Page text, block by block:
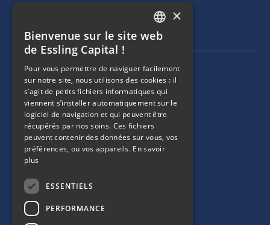
+ 33 1 40 60 22 30
MENU DE NAVIGATION
SOCIÉTÉ
ÉQUIPE
MENU DE NAVIGATION
STRATÉGIES
MENU DE NAVIGATION
FRENCH
×
Bienvenue sur le site web
de Essling Capital !
Pour vous permettre de naviguer facilement
sur notre site, nous utilisons des cookies : il
s’agit de petits fichiers informatiques qui
viennent s’installer automatiquement sur le
logiciel de navigation et qui peuvent être
récupérés par nos soins. Ces fichiers
peuvent contenir des données sur vous, vos
préférences, ou vos appareils. En savoir
plus
ESSENTIELS
PERFORMANCE